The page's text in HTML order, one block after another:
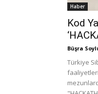
Haber
Kod
Büşra
Türkiye